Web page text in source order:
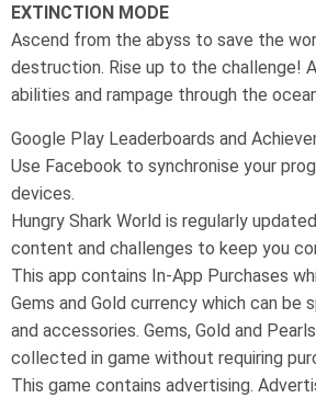
EXTINCTION MODE
Ascend from the abyss to save the
destruction. Rise up to the challenge!
abilities and rampage through the
Google Play Leaderboards and
Use Facebook to synchronise your
devices.
Hungry Shark World is regularly
content and challenges to keep you
This app contains In-App Purchases
Gems and Gold currency which can be
and accessories. Gems, Gold and
collected in game without requiring
This game contains advertising.